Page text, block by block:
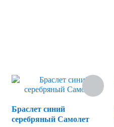
Браслет синий
серебряный Самолет